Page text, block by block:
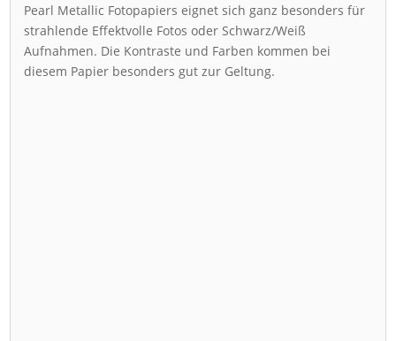
Pearl Metallic Fotopapiers eignet sich ganz besonders für
strahlende Effektvolle Fotos oder Schwarz/Weiß
Aufnahmen. Die Kontraste und Farben kommen bei
diesem Papier besonders gut zur Geltung.